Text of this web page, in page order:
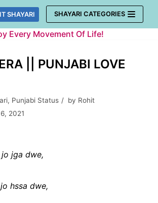
SHAYARI SHAYARI CATEGORIES
Every Movement Of Life!
|| PUNJABI LOVE
, Punjabi Status by Rohit
2021
jga dwe,
hssa dwe,